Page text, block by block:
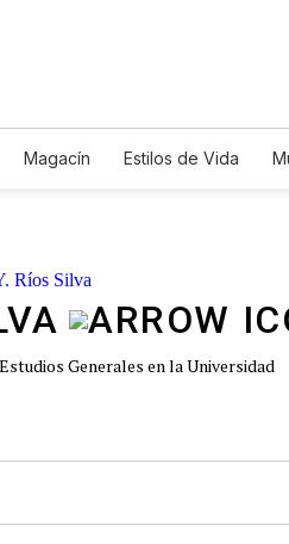
Magacín Estilos de Vida
Generales en la Universidad